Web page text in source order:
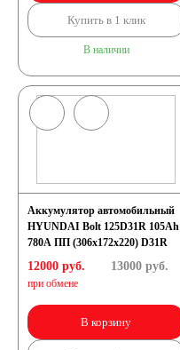
Купить в 1 клик
В наличии
Аккумулятор автомобильный
HYUNDAI Bolt 125D31R 105Ah
780A ПП (306x172x220) D31R
12000 руб.
при обмене
13000руб.
В корзину